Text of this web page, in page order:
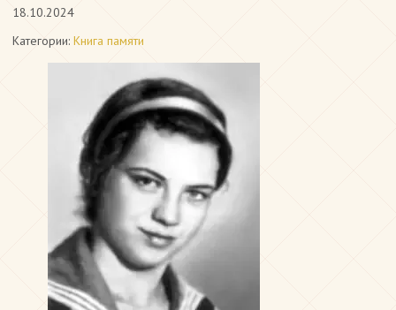
18.10.2024
Категории: Книга памяти